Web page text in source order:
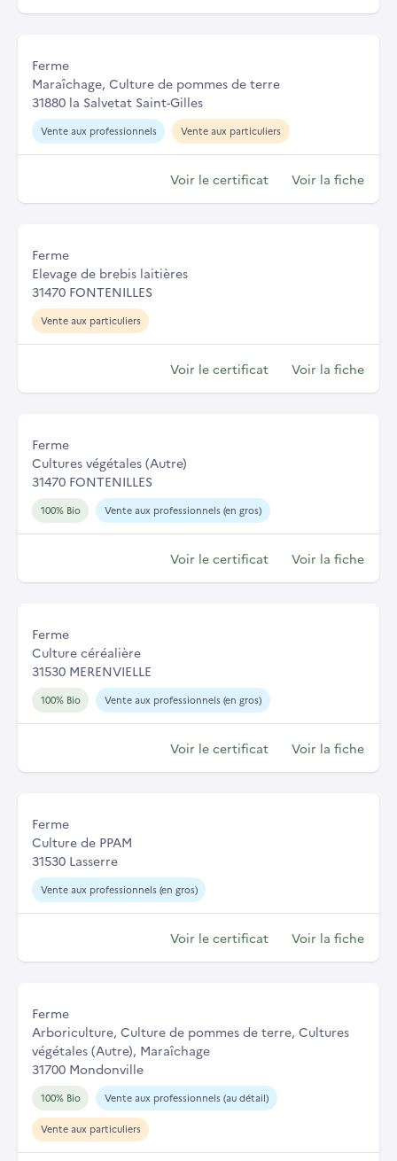
Ferme
Maraîchage, Culture de pommes de terre
31880 la Salvetat Saint-Gilles
Vente aux professionnels Vente aux particuliers
Voir le certificat Voir la fiche
Ferme
Elevage de brebis laitières
31470 FONTENILLES
Vente aux particuliers
Voir le certificat Voir la fiche
Ferme
Cultures végétales (Autre)
31470 FONTENILLES
100% Bio Vente aux professionnels (en gros)
Voir le certificat Voir la fiche
Ferme
Culture céréalière
31530 MERENVIELLE
100% Bio Vente aux professionnels (en gros)
Voir le certificat Voir la fiche
Ferme
Culture de PPAM
31530 Lasserre
Vente aux professionnels (en gros)
Voir le certificat Voir la fiche
Ferme
Arboriculture, Culture de pommes de terre, Cultures
végétales (Autre), Maraîchage
31700 Mondonville
100% Bio Vente aux professionnels (au détail)
Vente aux particuliers